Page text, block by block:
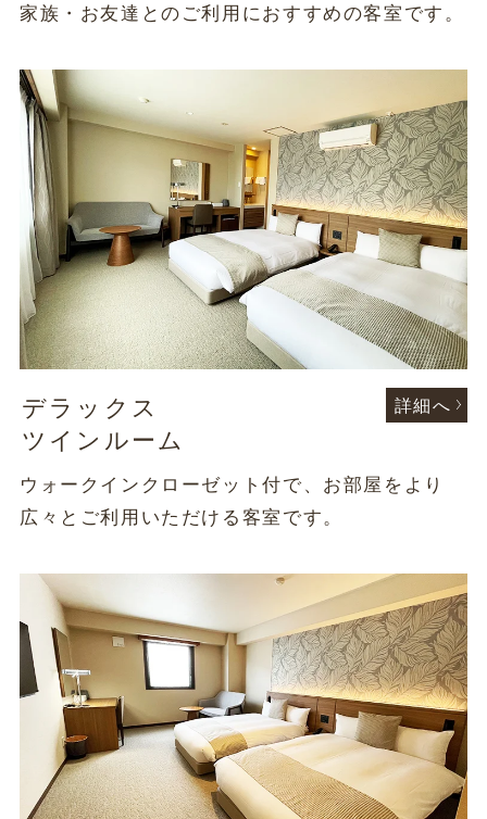
家族・お友達とのご利用におすすめの客室です。
デラックス
ツインルーム
詳細へ
ウォークインクローゼット付で、お部屋をより
広々とご利用いただける客室です。